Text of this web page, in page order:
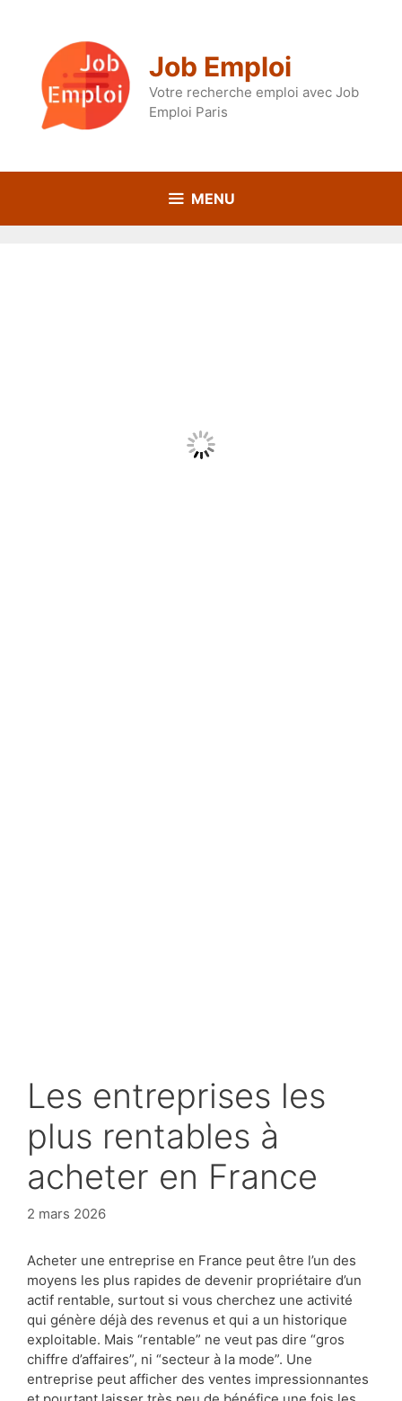
Job Emploi
Votre recherche emploi avec Job
Emploi Paris
MENU
Les entreprises les
plus rentables à
acheter en France
2 mars 2026
Acheter une entreprise en France peut être l’un des
moyens les plus rapides de devenir propriétaire d’un
actif rentable, surtout si vous cherchez une activité
qui génère déjà des revenus et qui a un historique
exploitable. Mais “rentable” ne veut pas dire “gros
chiffre d’affaires”, ni “secteur à la mode”. Une
entreprise peut afficher des ventes impressionnantes